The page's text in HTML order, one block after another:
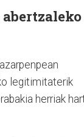
legitimitaterik
herriak